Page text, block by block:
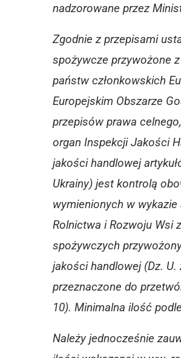
nadzorowane przez
Zgodnie z przepisami
spożywcze przywożone
państw członkowskich
Europejskim Obszarze
przepisów prawa
organ Inspekcji Jakości
jakości handlowej
Ukrainy) jest kontrolą
wymienionych w
Rolnictwa i Rozwoju Wsi
spożywczych
jakości handlowej (Dz.
przeznaczone do
10). Minimalna ilość
Należy jednocześnie